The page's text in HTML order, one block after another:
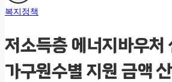
복지정책
저소득층 에너지바우처
가구원수별 지원 금액